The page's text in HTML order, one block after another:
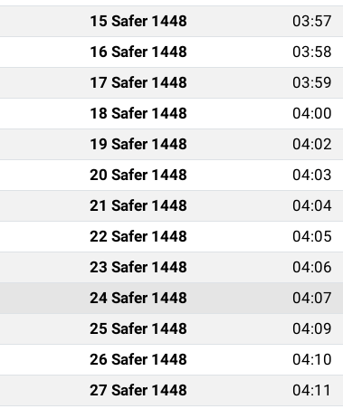
15 Safer 1448 03:57
16 Safer 1448 03:58
17 Safer 1448 03:59
18 Safer 1448 04:00
19 Safer 1448 04:02
20 Safer 1448 04:03
21 Safer 1448 04:04
22 Safer 1448 04:05
23 Safer 1448 04:06
24 Safer 1448 04:07
25 Safer 1448 04:09
26 Safer 1448 04:10
27 Safer 1448 04:11